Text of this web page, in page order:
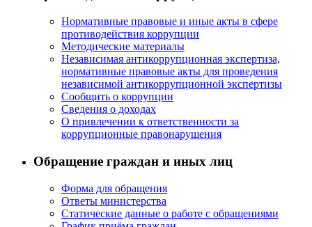
Нормативные правовые и иные акты в сфере
противодействия коррупции
Методические материалы
Независимая антикоррупционная экспертиза,
нормативные правовые акты для проведения
независимой антикоррупционной экспертизы
Сообщить о коррупции
Сведения о доходах
О привлечении к ответственности за
коррупционные правонарушения
Обращение граждан и иных лиц
Форма для обращения
Ответы министерства
Статические данные о работе с обращениями